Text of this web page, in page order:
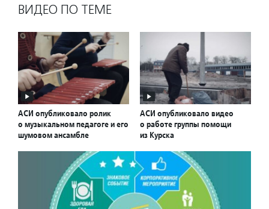
ВИДЕО ПО ТЕМЕ
АСИ опубликовало ролик
о музыкальном педагоге и его
шумовом ансамбле
АСИ опубликовало видео
о работе группы помощи
из Курска